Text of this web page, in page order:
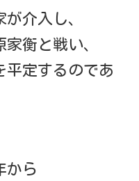
介入し、
衡と戦い、
平定するのであ
から